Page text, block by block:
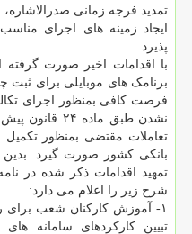
تمدید فرجه زمانی
ایجاد زمینه های اجرای
پذیرد.
با اقدامات اخیر صورت گرفته
برنامک های موبایلی برای ثبت
فرصت کافی بمنظور اجرای
نشدن طبق
تعاملات مقتضی بمنظور
بانکی کشور صورت گیرد.
تمهید اقدامات ذکر شده در
شرح زیر را اعلام می دارد:
۱- آموزش کارکنان شعب برای
تبیین کارکردهای سامانه